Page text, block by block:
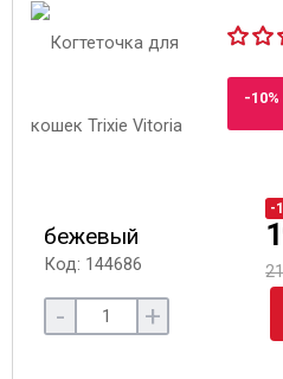
-10%
бежевый
Код: 144686
-
- +